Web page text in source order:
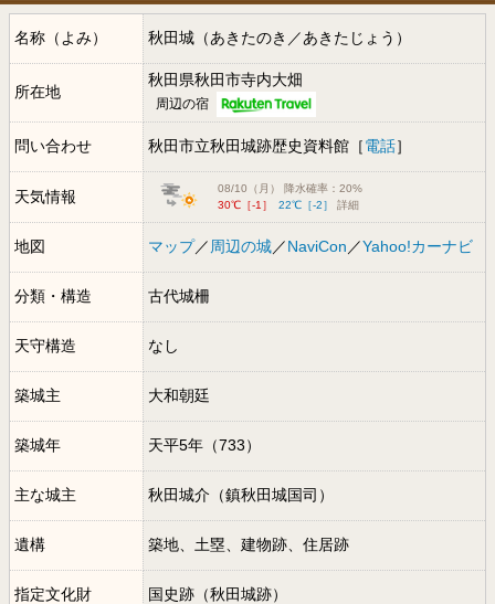
名称（よみ） 秋田城（あきたのき／あきたじょう）
所在地
秋田県秋田市寺内大畑
周辺の宿
問い合わせ 秋田市立秋田城跡歴史資料館［電話］
天気情報
08/10（月） 降水確率：20%
30℃［-1］
22℃［-2］ 詳細
地図 マップ／ 周辺の城／NaviCon ／Yahoo!カーナビ
分類・構造 古代城柵
天守構造 なし
築城主 大和朝廷
築城年 天平5年（733）
主な城主 秋田城介（鎮秋田城国司）
遺構 築地、土塁、建物跡、住居跡
指定文化財 国史跡（秋田城跡）